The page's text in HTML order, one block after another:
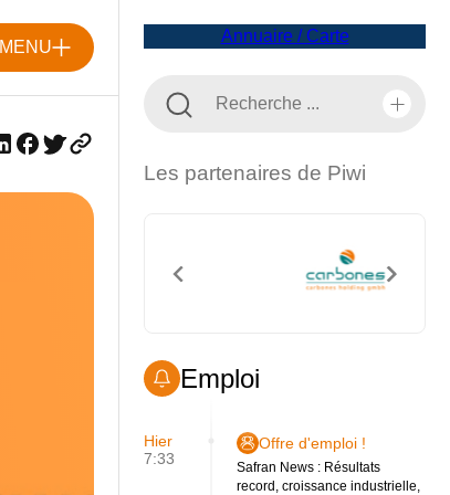
MENU
Annuaire / Carte
Les partenaires de Piwi
Emploi
Hier
7:33
Offre d'emploi !
Safran News : Résultats
record, croissance industrielle,